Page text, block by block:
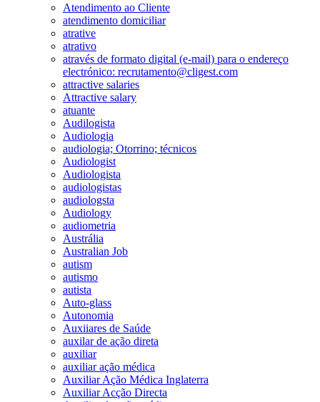
Atendimento ao Cliente
atendimento domiciliar
atrative
atrativo
através de formato digital (e-mail) para o endereço
electrónico: recrutamento@cligest.com
attractive salaries
Attractive salary
atuante
Audilogista
Audiologia
audiologia; Otorrino; técnicos
Audiologist
Audiologista
audiologistas
audiologsta
Audiology
audiometria
Austrália
Australian Job
autism
autismo
autista
Auto-glass
Autonomia
Auxiiares de Saúde
auxilar de ação direta
auxiliar
auxiliar ação médica
Auxiliar Ação Médica Inglaterra
Auxiliar Acção Directa